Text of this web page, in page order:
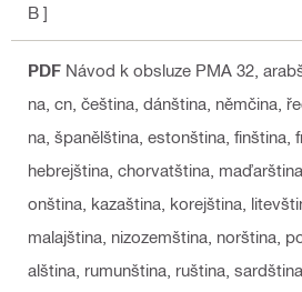
B ]
PDF Návod k obsluze PMA 32 ,
na, cn, čeština, dánština, němčina,
na, španělština, estonština, finština,
hebrejština, chorvatština,
onština, kazaština, korejština,
malajština, nizozemština, norština,
alština, rumunština, ruština,